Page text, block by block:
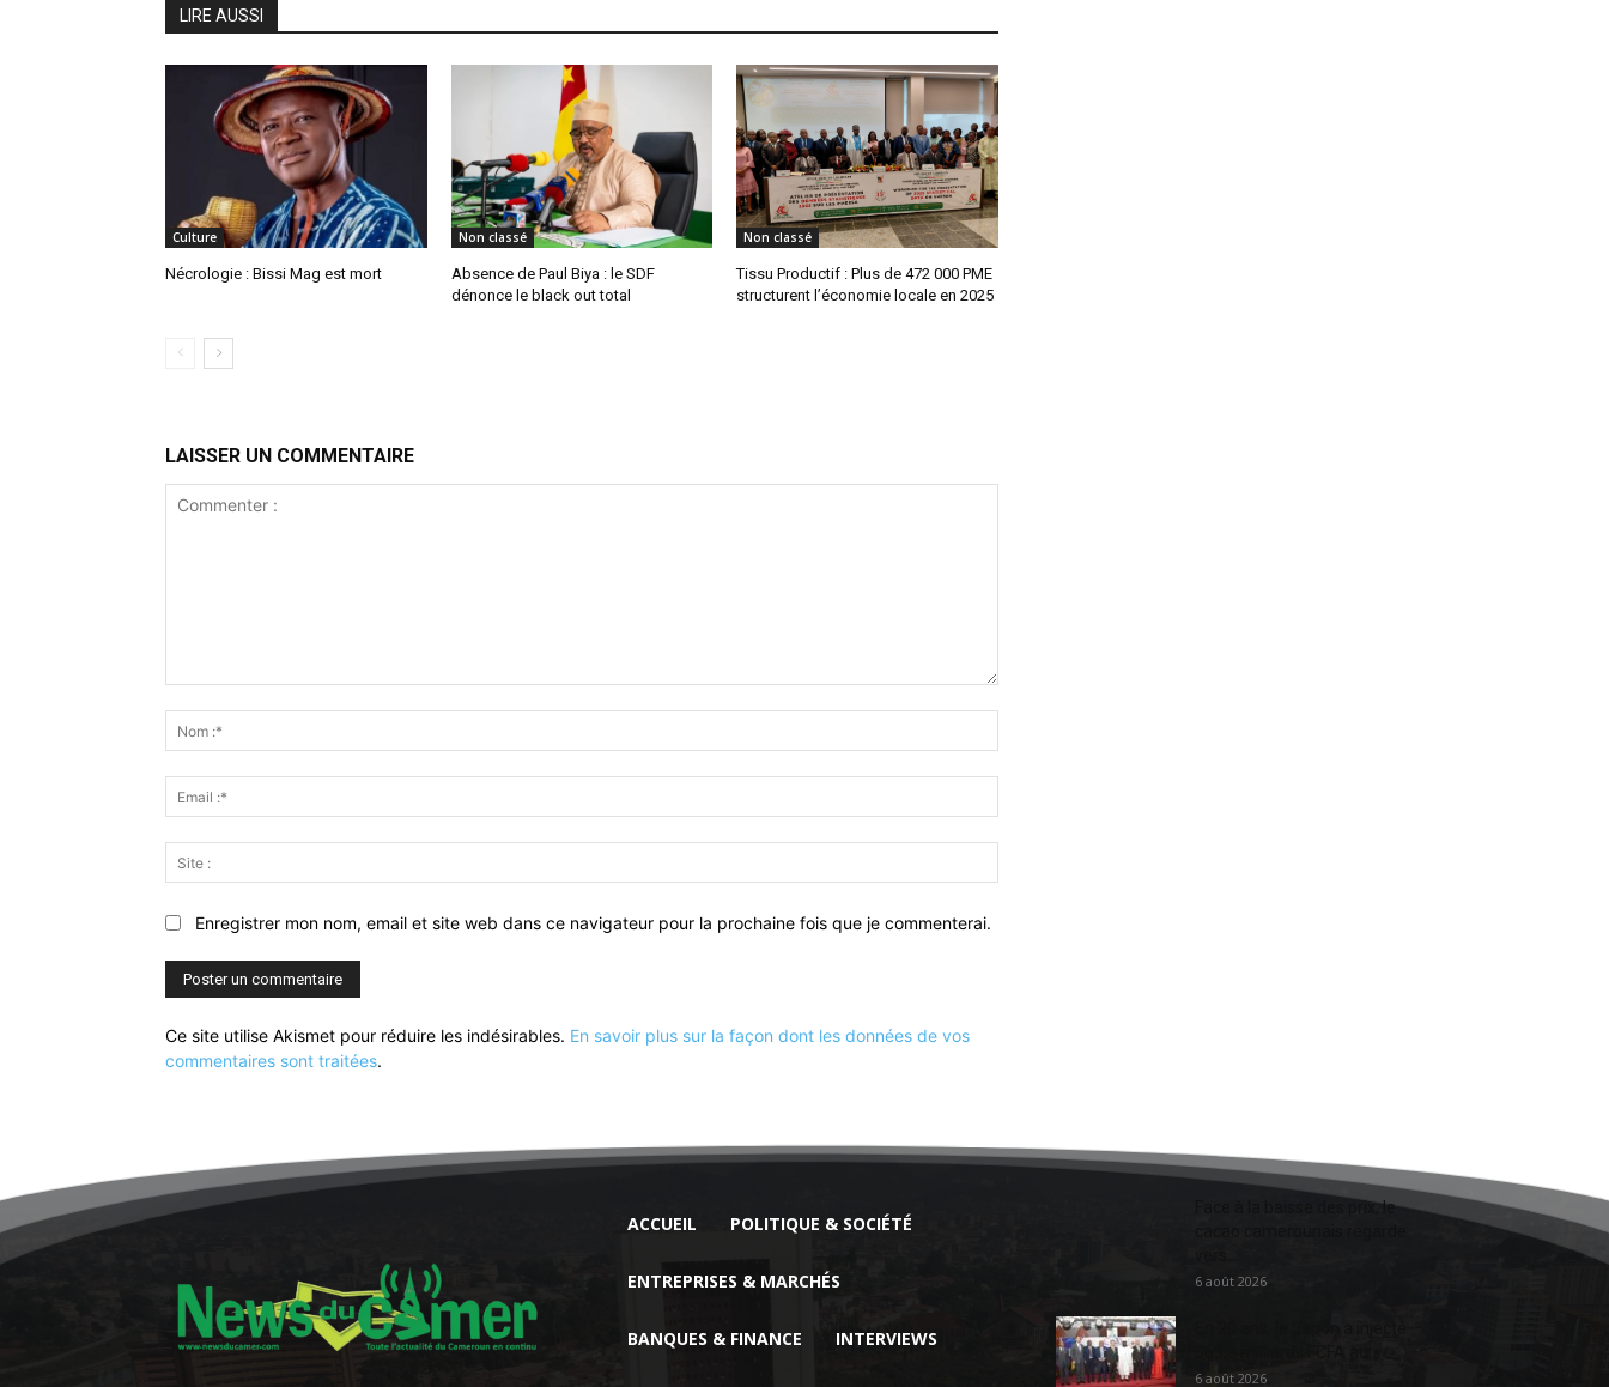
LIRE AUSSI
Culture
Nécrologie : Bissi Mag est mort
Non classé
Absence de Paul Biya : le SDF
dénonce le black out total
Non classé
Tissu Productif : Plus de 472 000 PME
structurent l’économie locale en 2025
LAISSER UN COMMENTAIRE
:*
:*
:
Enregistrer mon nom, email et site web dans ce navigateur pour la prochaine fois que je commenterai.
Ce site utilise Akismet pour réduire les indésirables. En savoir plus sur la façon dont les données de vos
commentaires sont traitées.
ACCUEIL POLITIQUE & SOCIÉTÉ
ENTREPRISES & MARCHÉS
BANQUES & FINANCE INTERVIEWS
Face à la baisse des prix, le
6 août 2026
6 août 2026